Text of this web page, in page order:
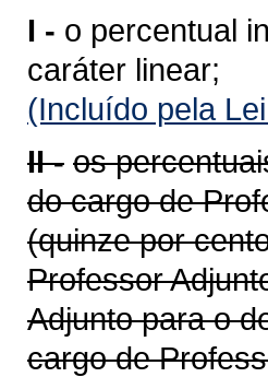
I - o percentual
caráter linear;
(Incluído pela
II - os
do cargo de
(quinze por
Professor
Adjunto para o
cargo de